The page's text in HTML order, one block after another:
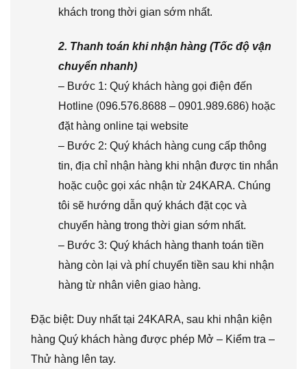
khách trong thời gian sớm nhất.
2. Thanh toán khi nhận hàng (Tốc độ vận
chuyển nhanh)
– Bước 1: Quý khách hàng gọi điện đến
Hotline (096.576.8688 – 0901.989.686) hoặc
đặt hàng online tại website
– Bước 2: Quý khách hàng cung cấp thông
tin, địa chỉ nhận hàng khi nhận được tin nhắn
hoặc cuộc gọi xác nhận từ 24KARA. Chúng
tôi sẽ hướng dẫn quý khách đặt cọc và
chuyển hàng trong thời gian sớm nhất.
– Bước 3: Quý khách hàng thanh toán tiền
hàng còn lại và phí chuyển tiền sau khi nhận
hàng từ nhân viên giao hàng.
Đặc biệt: Duy nhất tại 24KARA, sau khi nhận kiện
hàng Quý khách hàng được phép Mở – Kiểm tra –
Thử hàng lên tay.